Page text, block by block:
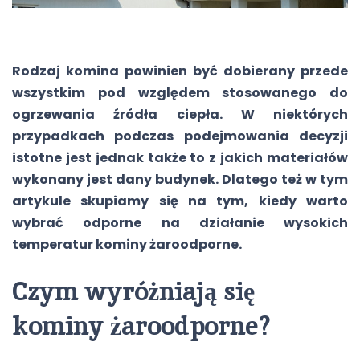
Rodzaj komina powinien być dobierany przede
wszystkim pod względem stosowanego do
ogrzewania źródła ciepła. W niektórych
przypadkach podczas podejmowania decyzji
istotne jest jednak także to z jakich materiałów
wykonany jest dany budynek. Dlatego też w tym
artykule skupiamy się na tym, kiedy warto
wybrać odporne na działanie wysokich
temperatur kominy żaroodporne.
Czym wyróżniają się
kominy żaroodporne?